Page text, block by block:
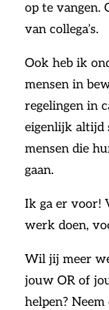
op te vangen.
van collega’s.
Ook heb ik
mensen in
regelingen in
eigenlijk altijd
mensen die
gaan.
Ik ga er voor!
werk doen,
Wil jij meer
jouw OR of
helpen?